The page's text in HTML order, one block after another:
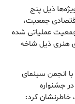
کارویژه‌ها ذیل پنج
جمعیت،
عملیاتی شده
هنری ذیل شاخه
با انجمن سینمای
جشنواره
خاطرنشان کرد: